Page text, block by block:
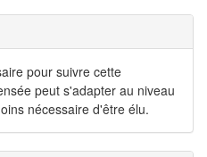
pour suivre cette
peut s'adapter au niveau
nécessaire d'être élu.